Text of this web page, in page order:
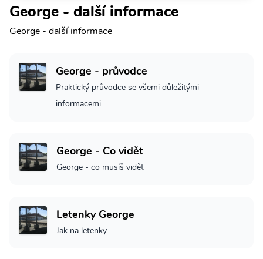
George - další informace
George - další informace
George - průvodce
Praktický průvodce se všemi důležitými
informacemi
George - Co vidět
George - co musíš vidět
Letenky George
Jak na letenky